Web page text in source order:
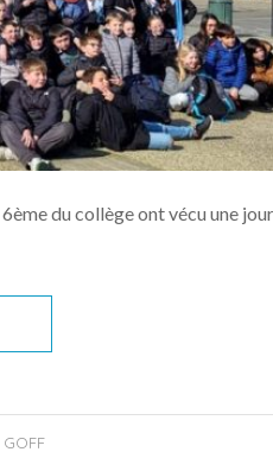
du collège ont vécu une
GOFF